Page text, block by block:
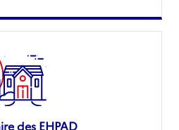
des EHPAD